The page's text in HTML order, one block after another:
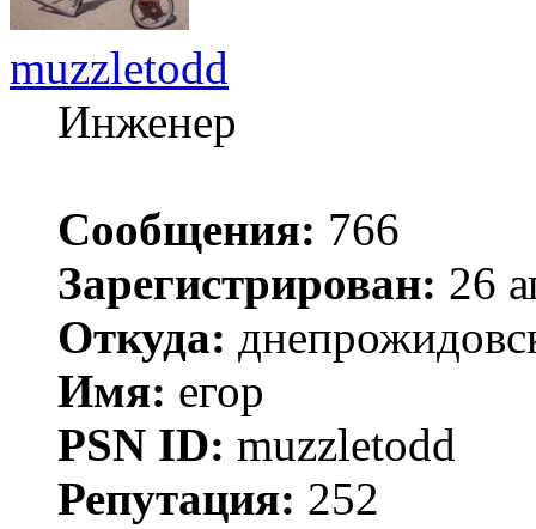
muzzletodd
Инженер
Сообщения: 766
Зарегистрирован: 26
Откуда:
Имя: егор
PSN ID: muzzletodd
Репутация: 252